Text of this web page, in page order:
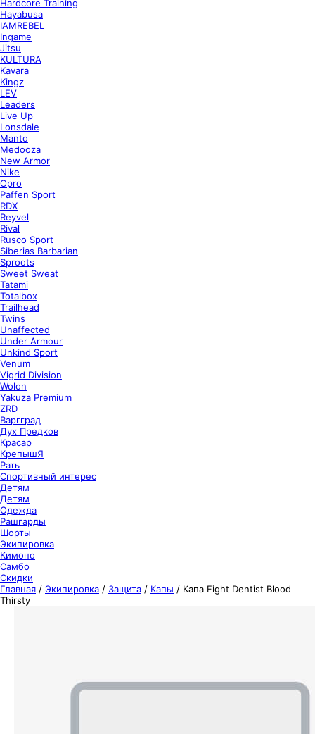
Hardcore Training
Hayabusa
IAMREBEL
Ingame
Jitsu
KULTURA
Kavara
Kingz
LEV
Leaders
Live Up
Lonsdale
Manto
Medooza
New Armor
Nike
Opro
Paffen Sport
RDX
Reyvel
Rival
Rusco Sport
Siberias Barbarian
Sproots
Sweet Sweat
Tatami
Totalbox
Trailhead
Twins
Unaffected
Under Armour
Unkind Sport
Venum
Vigrid Division
Wolon
Yakuza Premium
ZRD
Варгград
Дух Предков
Красар
КрепышЯ
Рать
Спортивный интерес
Детям
Детям
Одежда
Рашгарды
Шорты
Экипировка
Кимоно
Самбо
Скидки
Главная / Экипировка / Защита / Капы / Капа Fight Dentist Blood
Thirsty